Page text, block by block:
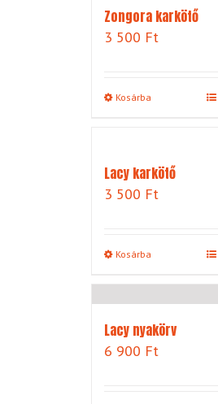
Zongora karkötő
3 500 Ft
Kosárba
Lacy karkötő
3 500 Ft
Kosárba
Lacy nyakörv
6 900 Ft